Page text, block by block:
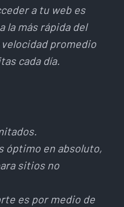
a tu web es
la más rápida del
promedio
cada día.
óptimo en absoluto,
sitios no
es por medio de